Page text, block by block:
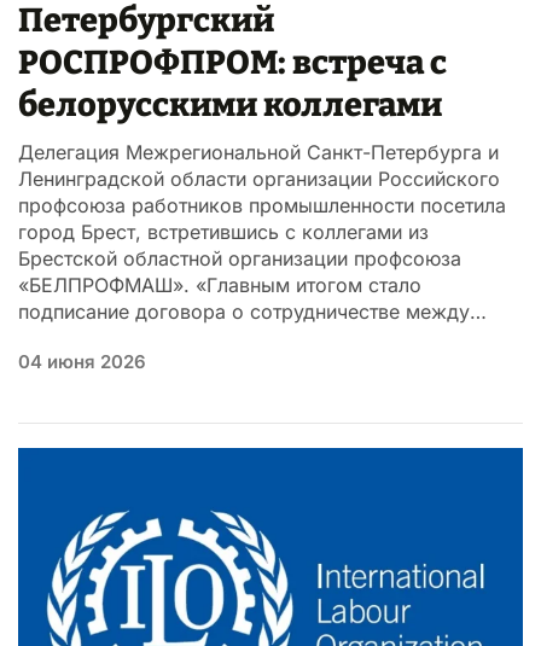
Петербургский
РОСПРОФПРОМ: встреча с
белорусскими коллегами
Делегация Межрегиональной Санкт-Петербурга и
Ленинградской области организации Российского
профсоюза работников промышленности посетила
город Брест, встретившись с коллегами из
Брестской областной организации профсоюза
«БЕЛПРОФМАШ». «Главным итогом стало
подписание договора о сотрудничестве между…
04 июня 2026